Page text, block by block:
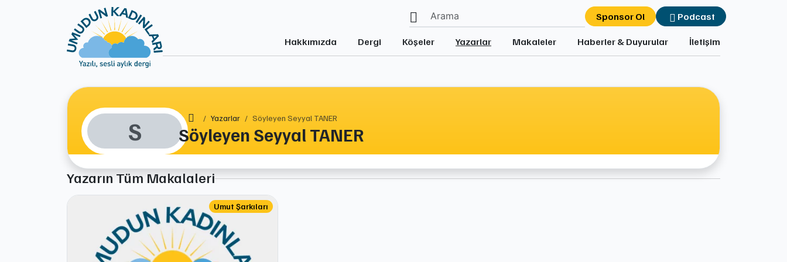
Sponsor Ol Podcast
Hakkımızda Dergi Köşeler Yazarlar Makaleler Haberler & Duyurular İletişim
S Ana SayfaYazarlar Söyleyen Seyyal TANER
Söyleyen Seyyal TANER
Yazarın Tüm Makalaleri
Umut Şarkıları